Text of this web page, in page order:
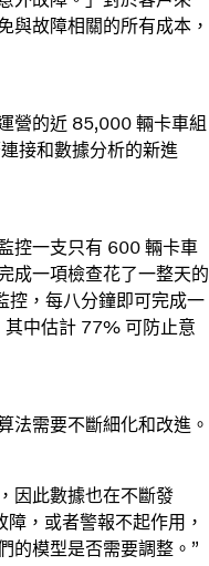
與故障相關的所有成本，
營的近 85,000 輛卡車組
接和數據分析的新進
控一支只有 600 輛卡車
一項檢查花了一整天的
控，每八分鐘即可完成一
中估計 77% 可防止意
法需要不斷細化和改進。
因此數據也在不斷發
，或者警報不起作用，
的模型是否需要調整。”